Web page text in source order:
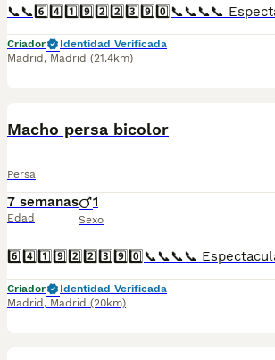
Criador
Identidad Verificada
Madrid , Madrid (21.4km)
Macho persa bicolor
Persa
7 semanas
Edad
1
Sexo
Criador
Identidad Verificada
Madrid , Madrid (20km)